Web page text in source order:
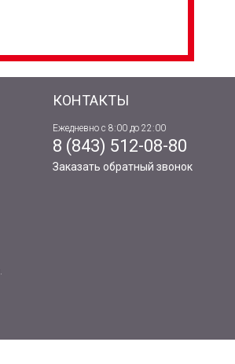
КОНТАКТЫ
Ежедневно с 8:00 до 22:00
8 (843) 512-08-80
Заказать обратный звонок